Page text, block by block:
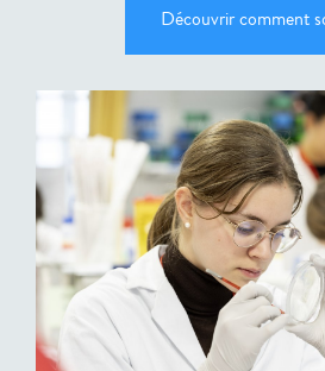
Découvrir comment